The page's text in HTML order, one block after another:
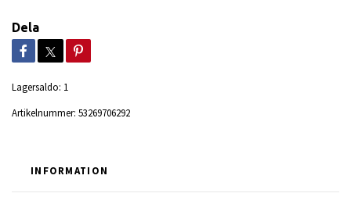
Dela
Lagersaldo: 1
Artikelnummer: 53269706292
INFORMATION